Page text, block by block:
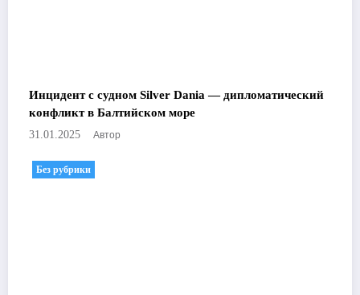
Инцидент с судном Silver Dania — дипломатический
конфликт в Балтийском море
31.01.2025 Автор
Без рубрики